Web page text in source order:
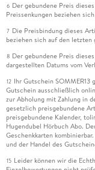
6 Der gebundene Preis
Preissenkungen beziehen
7 Die Preisbindung dieses
beziehen sich auf den letzten
8 Der gebundene Preis
dargestellten Datums vom
12 Ihr Gutschein
Gutschein ausschließlich
zur Abholung mit Zahlung in
gesetzlich preisgebundene
preisgebundene Kalender,
Hugendubel Hörbuch Abo.
Geschenkkarten
und der Handel des
15 Leider können wir die